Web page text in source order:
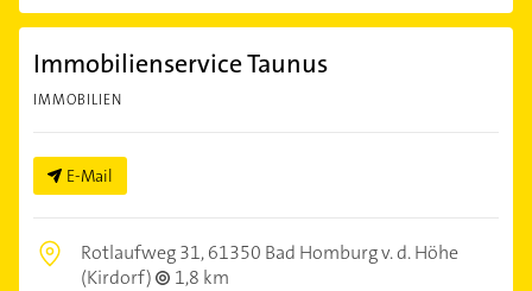
Immobilienservice Taunus
IMMOBILIEN
E-Mail
Rotlaufweg 31,61350 Bad Homburg v. d. Höhe
(Kirdorf)
1,8 km